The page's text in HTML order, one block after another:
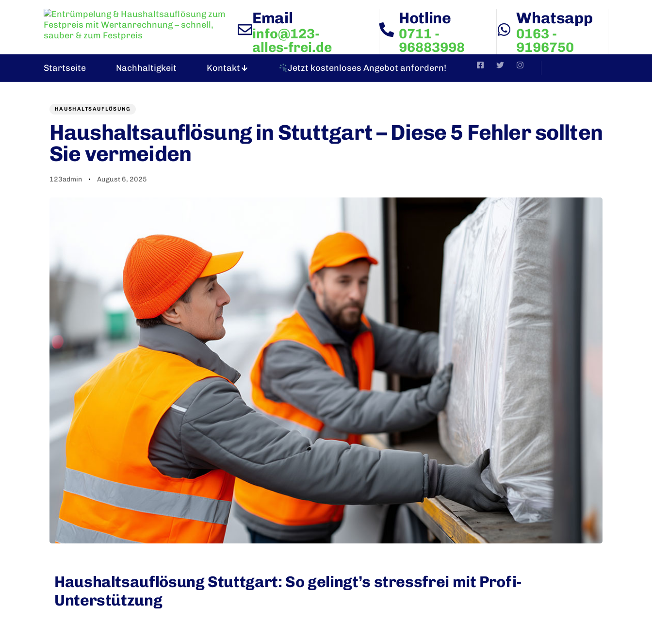
Email
info@123-
alles-frei.de
Hotline
0711 -
96883998
Whatsapp
0163 -
9196750
Startseite Nachhaltigkeit Kontakt Jetzt kostenloses Angebot anfordern!
HAUSHALTSAUFLÖSUNG
Haushaltsauflösung in Stuttgart – Diese 5 Fehler sollten
Sie vermeiden
123admin August 6, 2025
Haushaltsauflösung Stuttgart: So gelingt’s stressfrei mit Profi-
Unterstützung